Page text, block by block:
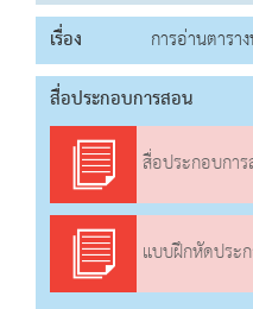
เรื่อง
การอ่านตาร
สื่อประกอบการสอน
สื่อประกอบการ
แบบฝึกหัดประกอบ